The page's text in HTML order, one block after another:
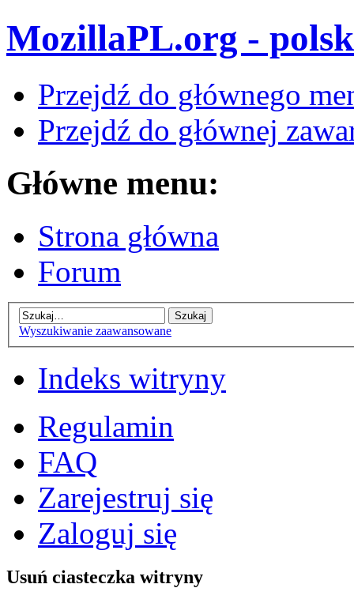
MozillaPL.org -
Przejdź do głównego
Przejdź do głównej
Główne menu:
Strona główna
Forum
Wyszukiwanie zaawansowane
Indeks witryny
Regulamin
FAQ
Zarejestruj się
Zaloguj się
Usuń ciasteczka witryny